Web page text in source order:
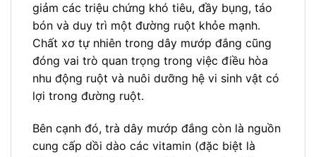
giảm các triệu chứng khó tiêu, đầy bụng, táo
bón và duy trì một đường ruột khỏe mạnh.
Chất xơ tự nhiên trong dây mướp đắng cũng
đóng vai trò quan trọng trong việc điều hòa
nhu động ruột và nuôi dưỡng hệ vi sinh vật có
lợi trong đường ruột.
Bên cạnh đó, trà dây mướp đắng còn là nguồn
cung cấp dồi dào các vitamin (đặc biệt là